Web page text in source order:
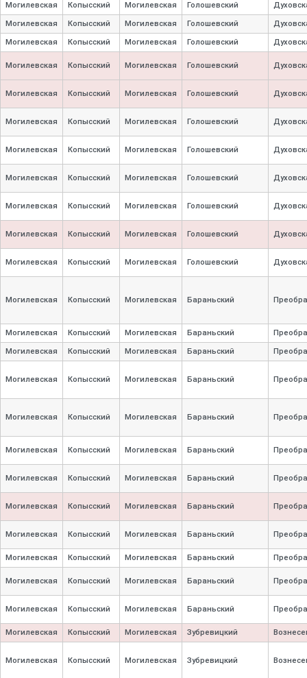
Могилевская Копысский Могилевская Голошевский
Могилевская Копысский Могилевская Голошевский
Могилевская Копысский Могилевская Голошевский
Могилевская Копысский Могилевская Голошевский
Могилевская Копысский Могилевская Голошевский
Могилевская Копысский Могилевская Голошевский
Могилевская Копысский Могилевская Голошевский
Могилевская Копысский Могилевская Голошевский
Могилевская Копысский Могилевская Голошевский
Могилевская Копысский Могилевская Голошевский
Могилевская Копысский Могилевская Голошевский
Могилевская Копысский Могилевская Бараньский
Могилевская Копысский Могилевская Бараньский
Могилевская Копысский Могилевская Бараньский
Могилевская Копысский Могилевская Бараньский
Могилевская Копысский Могилевская Бараньский
Могилевская Копысский Могилевская Бараньский
Могилевская Копысский Могилевская Бараньский
Могилевская Копысский Могилевская Бараньский
Могилевская Копысский Могилевская Бараньский
Могилевская Копысский Могилевская Бараньский
Могилевская Копысский Могилевская Бараньский
Могилевская Копысский Могилевская Бараньский
Могилевская Копысский Могилевская Зубревицкий
Могилевская Копысский Могилевская Зубревицкий